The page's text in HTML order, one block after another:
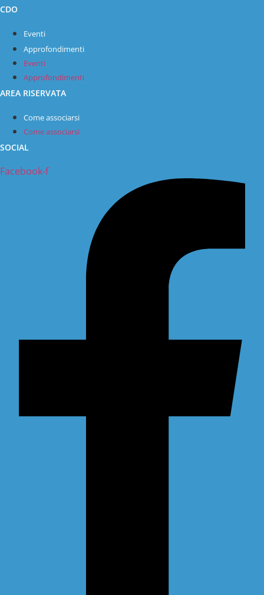
CDO
Eventi
Approfondimenti
Eventi
Approfondimenti
AREA RISERVATA
Come associarsi
Come associarsi
SOCIAL
Facebook-f